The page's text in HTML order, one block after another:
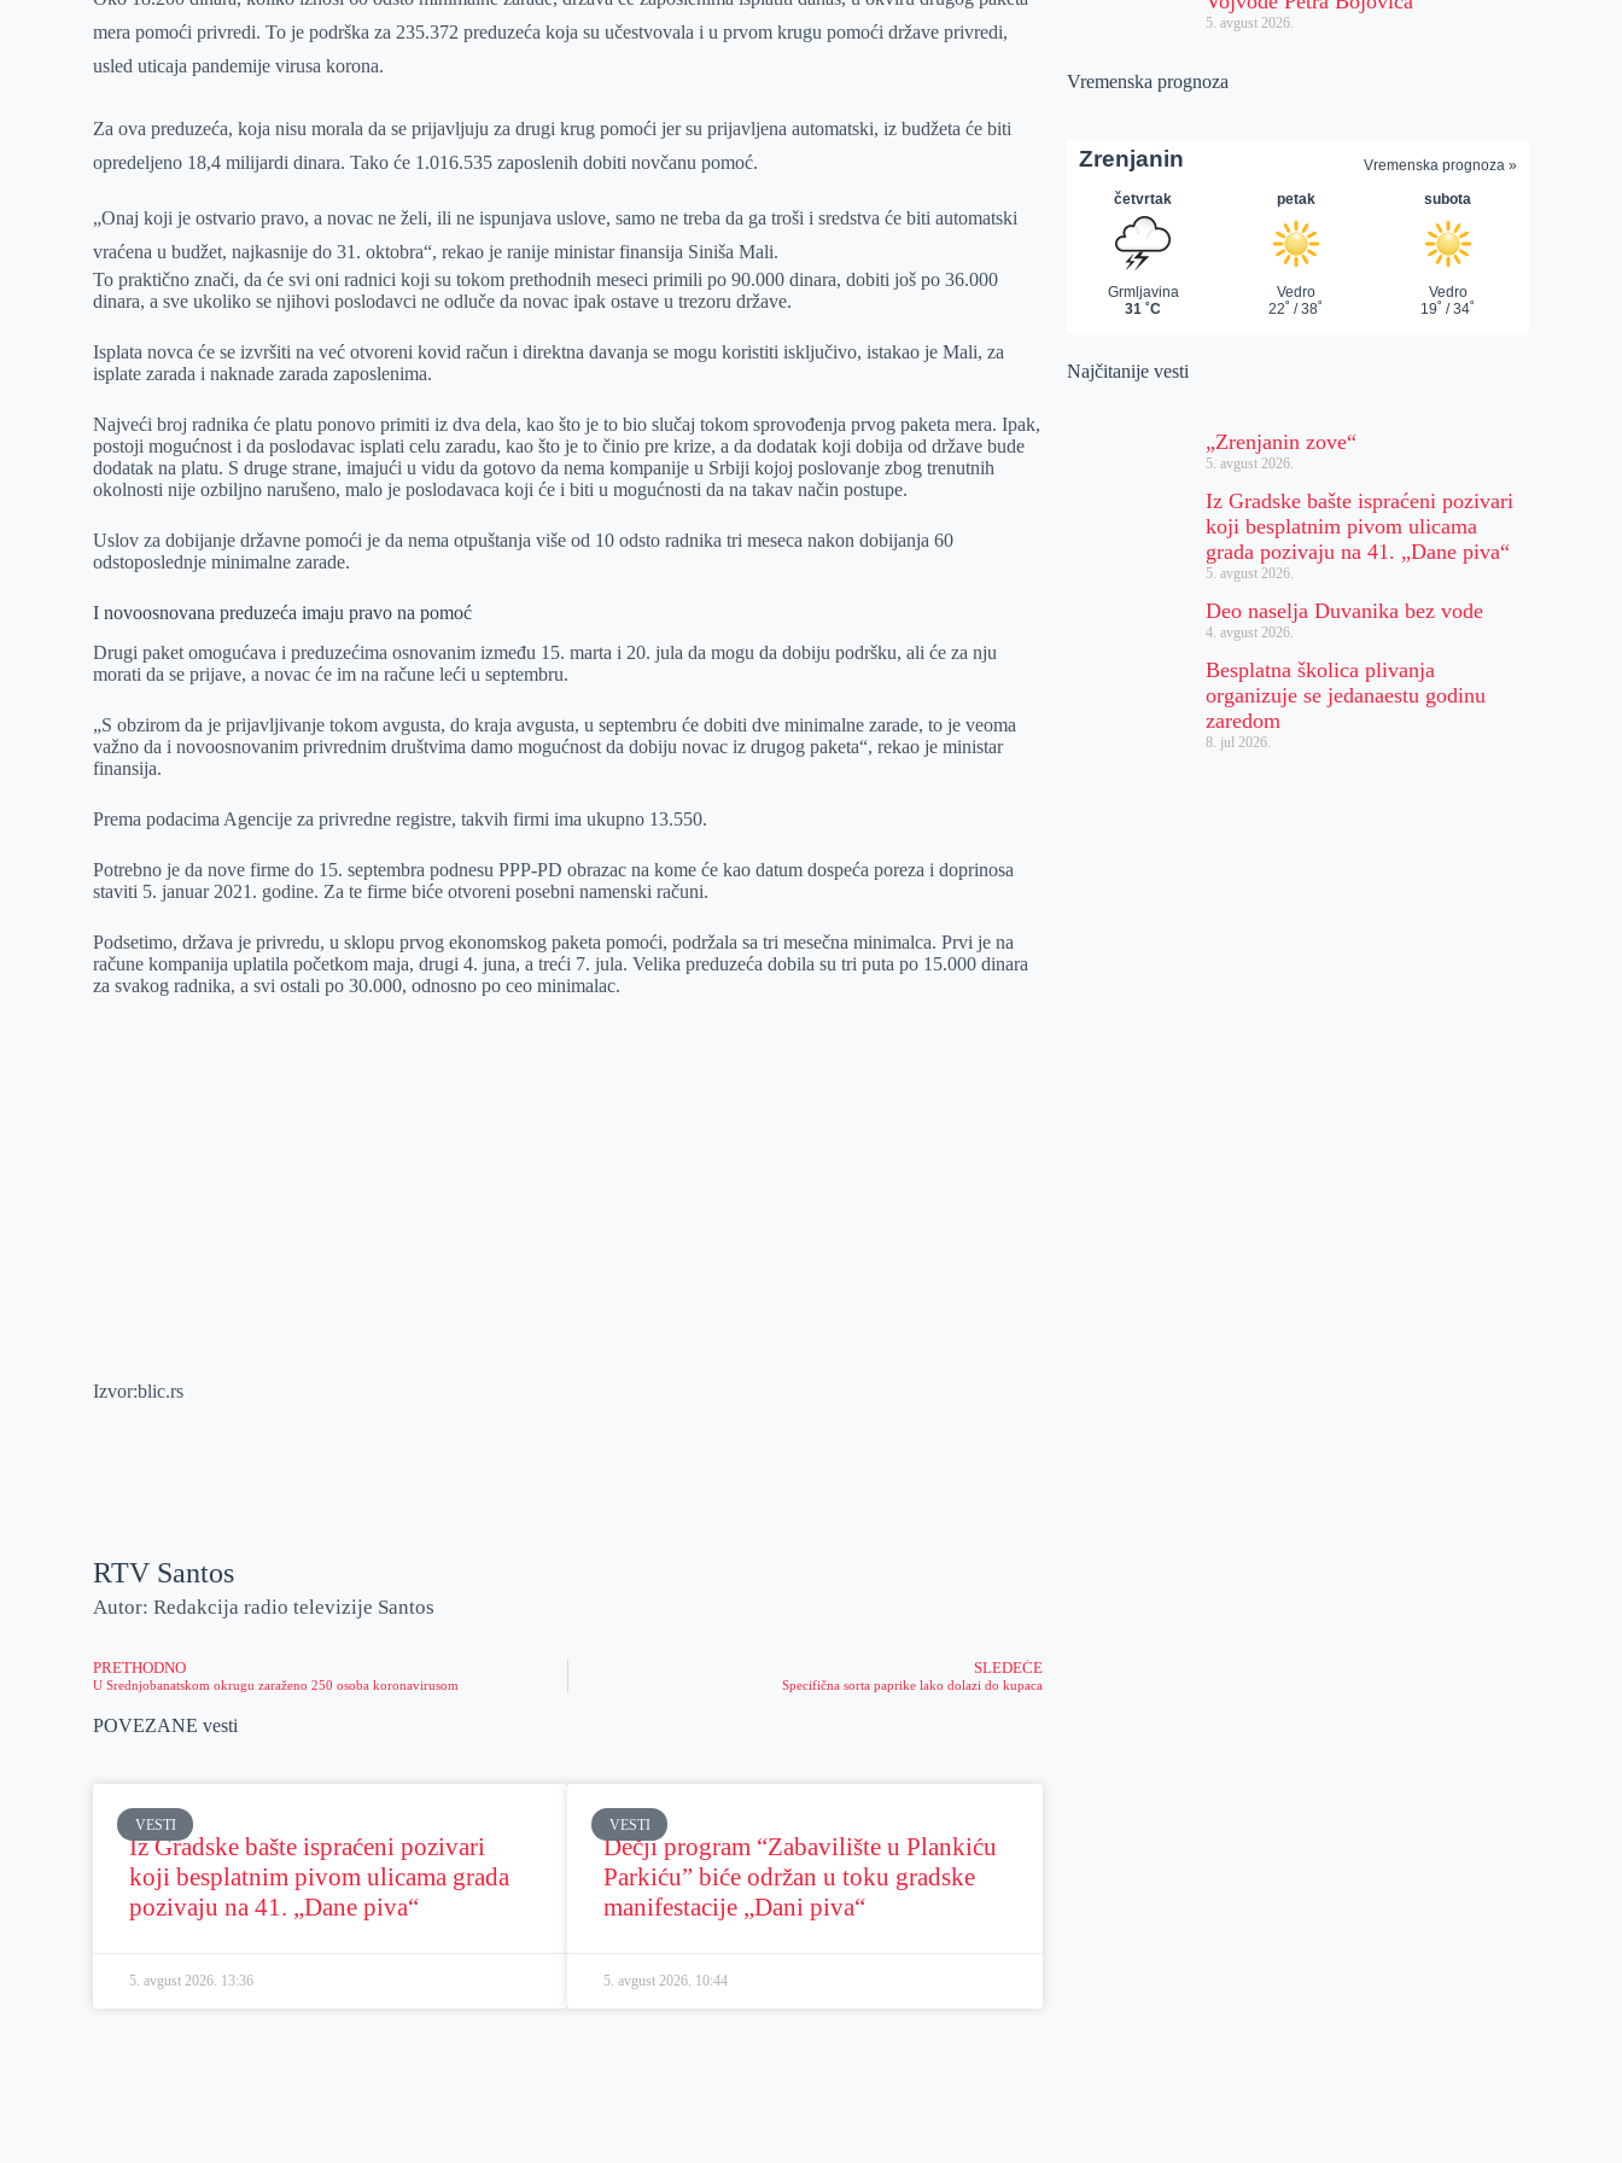
r
n
A
p
i
l
mera pomoći privredi. To je podrška za 235.372 preduzeća koja su učestvovala i u prvom krugu pomoći države privredi,
usled uticaja pandemije virusa korona.
Za ova preduzeća, koja nisu morala da se prijavljuju za drugi krug pomoći jer su prijavljena automatski, iz budžeta će biti
opredeljeno 18,4 milijardi dinara. Tako će 1.016.535 zaposlenih dobiti novčanu pomoć.
„Onaj koji je ostvario pravo, a novac ne želi, ili ne ispunjava uslove, samo ne treba da ga troši i sredstva će biti automatski
vraćena u budžet, najkasnije do 31. oktobra“, rekao je ranije ministar finansija Siniša Mali.
To praktično znači, da će svi oni radnici koji su tokom prethodnih meseci primili po 90.000 dinara, dobiti još po 36.000
dinara, a sve ukoliko se njihovi poslodavci ne odluče da novac ipak ostave u trezoru države.
Isplata novca će se izvršiti na već otvoreni kovid račun i direktna davanja se mogu koristiti isključivo, istakao je Mali, za
isplate zarada i naknade zarada zaposlenima.
Najveći broj radnika će platu ponovo primiti iz dva dela, kao što je to bio slučaj tokom sprovođenja prvog paketa mera. Ipak,
postoji mogućnost i da poslodavac isplati celu zaradu, kao što je to činio pre krize, a da dodatak koji dobija od države bude
dodatak na platu. S druge strane, imajući u vidu da gotovo da nema kompanije u Srbiji kojoj poslovanje zbog trenutnih
okolnosti nije ozbiljno narušeno, malo je poslodavaca koji će i biti u mogućnosti da na takav način postupe.
Uslov za dobijanje državne pomoći je da nema otpuštanja više od 10 odsto radnika tri meseca nakon dobijanja 60
odstoposlednje minimalne zarade.
I novoosnovana preduzeća imaju pravo na pomoć
Drugi paket omogućava i preduzećima osnovanim između 15. marta i 20. jula da mogu da dobiju podršku, ali će za nju
morati da se prijave, a novac će im na račune leći u septembru.
„S obzirom da je prijavljivanje tokom avgusta, do kraja avgusta, u septembru će dobiti dve minimalne zarade, to je veoma
važno da i novoosnovanim privrednim društvima damo mogućnost da dobiju novac iz drugog paketa“, rekao je ministar
finansija.
Prema podacima Agencije za privredne registre, takvih firmi ima ukupno 13.550.
Potrebno je da nove firme do 15. septembra podnesu PPP-PD obrazac na kome će kao datum dospeća poreza i doprinosa
staviti 5. januar 2021. godine. Za te firme biće otvoreni posebni namenski računi.
Podsetimo, država je privredu, u sklopu prvog ekonomskog paketa pomoći, podržala sa tri mesečna minimalca. Prvi je na
račune kompanija uplatila početkom maja, drugi 4. juna, a treći 7. jula. Velika preduzeća dobila su tri puta po 15.000 dinara
za svakog radnika, a svi ostali po 30.000, odnosno po ceo minimalac.
Izvor:blic.rs
RTV Santos
Autor: Redakcija radio televizije Santos
PRETHODNO
U Srednjobanatskom okrugu zaraženo 250 osoba koronavirusom
SLEDEĆE
Specifična sorta paprike lako dolazi do kupaca
POVEZANE vesti
VESTI
Iz Gradske bašte ispraćeni pozivari
koji besplatnim pivom ulicama grada
pozivaju na 41. „Dane piva“
5. avgust 2026. 13:36
VESTI
Dečji program “Zabavilište u Plankiću
Parkiću” biće održan u toku gradske
manifestacije „Dani piva“
5. avgust 2026. 10:44
5. avgust 2026.
Vremenska prognoza
Najčitanije vesti
„Zrenjanin zove“
5. avgust 2026.
Iz Gradske bašte ispraćeni pozivari
koji besplatnim pivom ulicama
grada pozivaju na 41. „Dane piva“
5. avgust 2026.
Deo naselja Duvanika bez vode
4. avgust 2026.
Besplatna školica plivanja
organizuje se jedanaestu godinu
zaredom
8. jul 2026.